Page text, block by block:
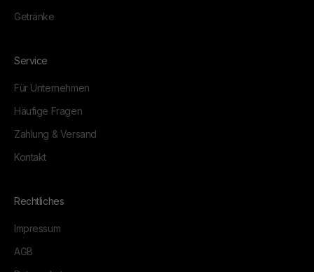
Getränke
Service
Für Unternehmen
Häufige Fragen
Zahlung & Versand
Kontakt
Rechtliches
Impressum
AGB